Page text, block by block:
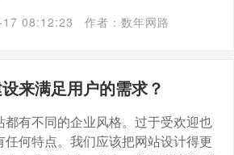
17 08:12:23 作者：数年网路
来满足用户的需求？
都有不同的企业风格。过于受欢迎也
何特点。我们应该把网站设计得更